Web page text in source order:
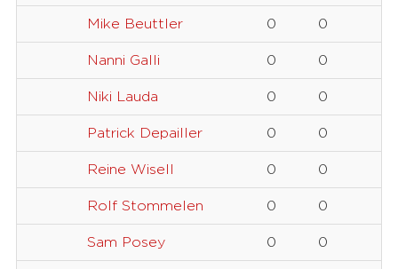
Mike Beuttler 0 0
Nanni Galli 0 0
Niki Lauda 0 0
Patrick Depailler 0 0
Reine Wisell 0 0
Rolf Stommelen 0 0
Sam Posey 0 0